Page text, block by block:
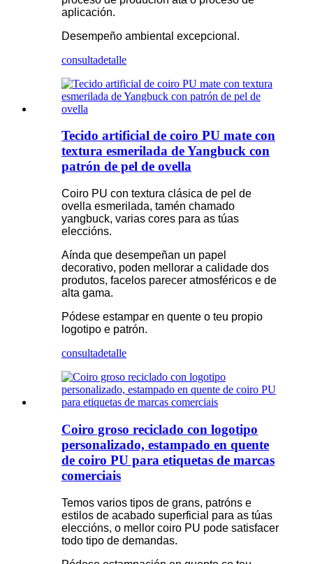
aplicación.
Desempeño ambiental excepcional.
consultadetalle
Tecido artificial de coiro PU mate con
textura esmerilada de Yangbuck con
patrón de pel de ovella
Coiro PU con textura clásica de pel de
ovella esmerilada, tamén chamado
yangbuck, varias cores para as túas
eleccións.
Aínda que desempeñan un papel
decorativo, poden mellorar a calidade dos
produtos, facelos parecer atmosféricos e de
alta gama.
Pódese estampar en quente o teu propio
logotipo e patrón.
consultadetalle
Coiro groso reciclado con logotipo
personalizado, estampado en quente
de coiro PU para etiquetas de marcas
comerciais
Temos varios tipos de grans, patróns e
estilos de acabado superficial para as túas
eleccións, o mellor coiro PU pode satisfacer
todo tipo de demandas.